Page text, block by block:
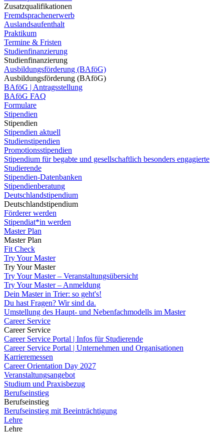
Zusatzqualifikationen
Fremdsprachenerwerb
Auslandsaufenthalt
Praktikum
Termine & Fristen
Studienfinanzierung
Studienfinanzierung
Ausbildungsförderung (BAföG)
Ausbildungsförderung (BAföG)
BAföG | Antragsstellung
BAföG FAQ
Formulare
Stipendien
Stipendien
Stipendien aktuell
Studienstipendien
Promotionsstipendien
Stipendium für begabte und gesellschaftlich besonders engagierte
Studierende
Stipendien-Datenbanken
Stipendienberatung
Deutschlandstipendium
Deutschlandstipendium
Förderer werden
Stipendiat*in werden
Master Plan
Master Plan
Fit Check
Try Your Master
Try Your Master
Try Your Master – Veranstaltungsübersicht
Try Your Master – Anmeldung
Dein Master in Trier: so geht's!
Du hast Fragen? Wir sind da.
Umstellung des Haupt- und Nebenfachmodells im Master
Career Service
Career Service
Career Service Portal | Infos für Studierende
Career Service Portal | Unternehmen und Organisationen
Karrieremessen
Career Orientation Day 2027
Veranstaltungsangebot
Studium und Praxisbezug
Berufseinstieg
Berufseinstieg
Berufseinstieg mit Beeinträchtigung
Lehre
Lehre